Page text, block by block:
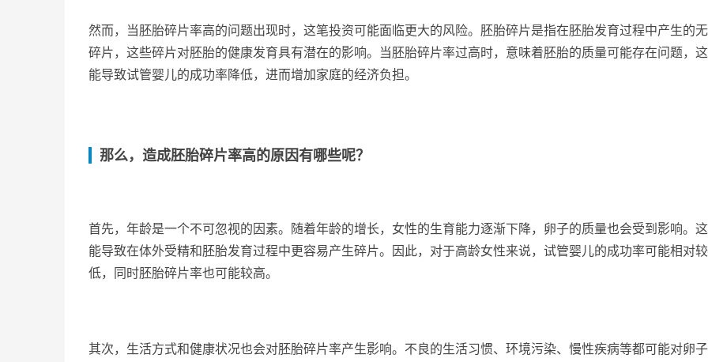
然而，当胚胎碎片率高的问题出现时，这笔投资可能面临更大的风险。胚胎碎片是指在胚胎发育过程中产生的
碎片，这些碎片对胚胎的健康发育具有潜在的影响。当胚胎碎片率过高时，意味着胚胎的质量可能存在问题，
能导致试管婴儿的成功率降低，进而增加家庭的经济负担。
那么，造成胚胎碎片率高的原因有哪些呢？
首先，年龄是一个不可忽视的因素。随着年龄的增长，女性的生育能力逐渐下降，卵子的质量也会受到影响。
能导致在体外受精和胚胎发育过程中更容易产生碎片。因此，对于高龄女性来说，试管婴儿的成功率可能相对较
低，同时胚胎碎片率也可能较高。
其次，生活方式和健康状况也会对胚胎碎片率产生影响。不良的生活习惯、环境污染、慢性疾病等都可能对卵